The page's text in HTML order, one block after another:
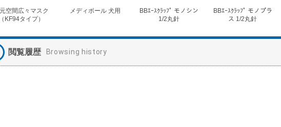
空間広々マスク
KF94タイプ）
メディボール 犬用
BBｴｰｽｸﾗｯﾌﾟ モノシン
1/2丸針
BBｴｰｽｸﾗｯﾌﾟ モノプラ
ス 1/2丸針
閲覧履歴 Browsing history